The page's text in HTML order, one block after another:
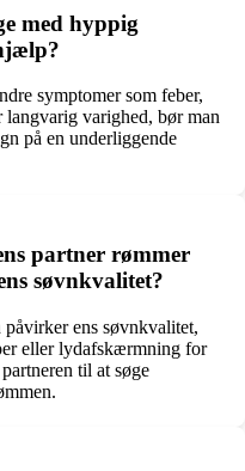
med hyppig
symptomer som feber,
varighed, bør man
på en underliggende
partner rømmer
søvnkvalitet?
ens søvnkvalitet,
eller lydafskærmning for
til at søge